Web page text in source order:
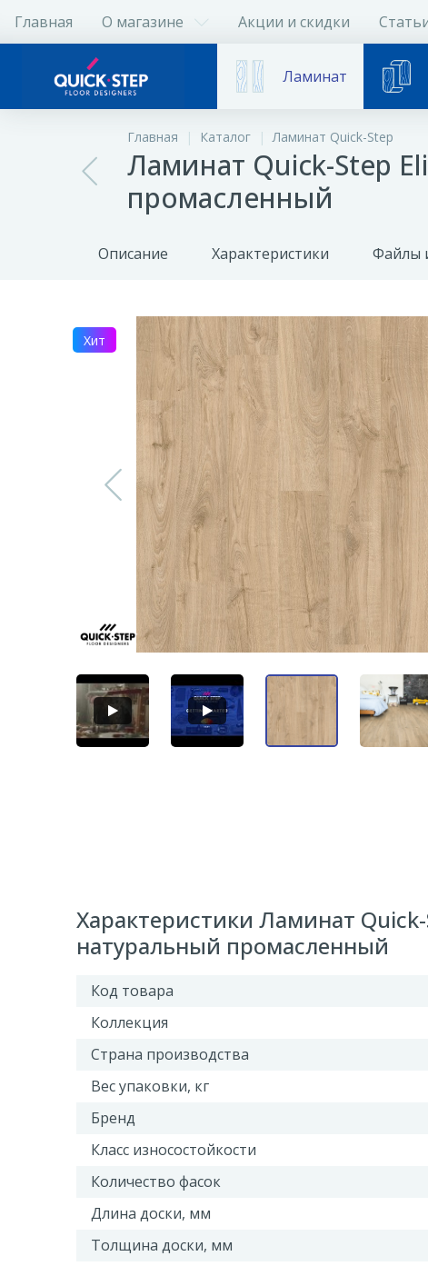
Главная О магазине Акции и скидки
Ламинат
Главная Каталог Ламинат Quick-Step
Ламинат Quick-Step
промасленный
Описание Характеристики Файлы
Хит
Характеристики Ламинат
натуральный промасленный
Код товара
Коллекция
Страна производства
Вес упаковки, кг
Бренд
Класс износостойкости
Количество фасок
Длина доски, мм
Толщина доски, мм